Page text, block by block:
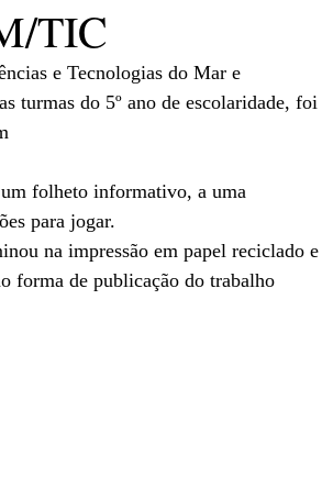
TIC
e Tecnologias do Mar e
turmas do 5º ano de escolaridade, foi
folheto informativo, a uma
para jogar.
na impressão em papel reciclado e
forma de publicação do trabalho